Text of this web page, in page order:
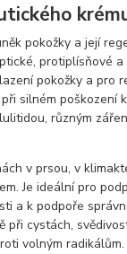
pokožky a její
protiplísňové a
pokožky a pro
silném poškození
různým
v prsou, v
Je ideální pro
a k podpoře
při cystách,
volným radikálům.